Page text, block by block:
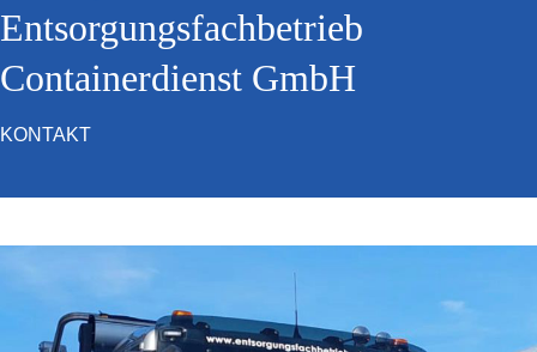
Entsorgungsfachbetrieb
Containerdienst GmbH
KONTAKT